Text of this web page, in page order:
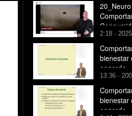
litativos
2:18 · 2025
bienestar
engorde
13:36 ·
bienestar
engorde